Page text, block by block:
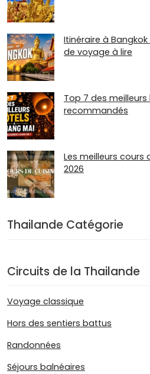
Itinéraire à Bangkok
de voyage à lire
Top 7 des
recommandés
Les meilleurs cours
2026
Thailande Catégorie
Circuits de la Thailande
Voyage classique
Hors des sentiers battus
Randonnées
Séjours balnéaires